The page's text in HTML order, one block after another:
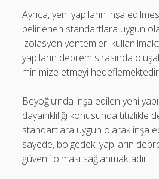
Ayrıca, yeni yapıların inşa
belirlenen standartlara uygun
izolasyon yöntemleri
yapıların deprem sırasında
minimize etmeyi
Beyoğlu’nda inşa edilen yeni
dayanıklılığı konusunda titizlikle
standartlara uygun olarak inşa
sayede, bölgedeki yapıların
güvenli olması sağlanmaktadır.